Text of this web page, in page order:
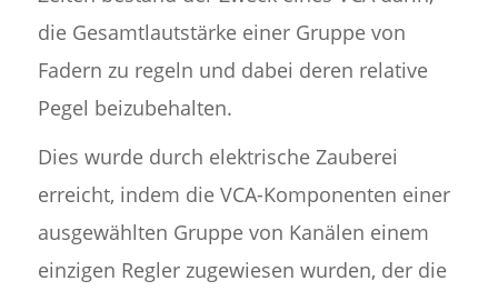
die Gesamtlautstärke einer Gruppe von
Fadern zu regeln und dabei deren relative
Pegel beizubehalten.
Dies wurde durch elektrische Zauberei
erreicht, indem die VCA-Komponenten einer
ausgewählten Gruppe von Kanälen einem
einzigen Regler zugewiesen wurden, der die